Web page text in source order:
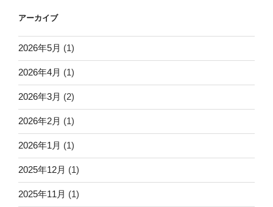
アーカイブ
2026年5月 (1)
2026年4月 (1)
2026年3月 (2)
2026年2月 (1)
2026年1月 (1)
2025年12月 (1)
2025年11月 (1)